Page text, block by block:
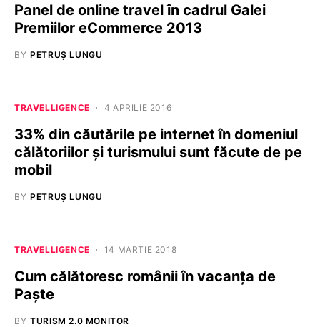
Panel de online travel în cadrul Galei
Premiilor eCommerce 2013
BY PETRUȘ LUNGU
TRAVELLIGENCE 4 APRILIE 2016
33% din căutările pe internet în domeniul
călătoriilor și turismului sunt făcute de pe
mobil
BY PETRUȘ LUNGU
TRAVELLIGENCE 14 MARTIE 2018
Cum călătoresc românii în vacanța de
Paște
BY TURISM 2.0 MONITOR